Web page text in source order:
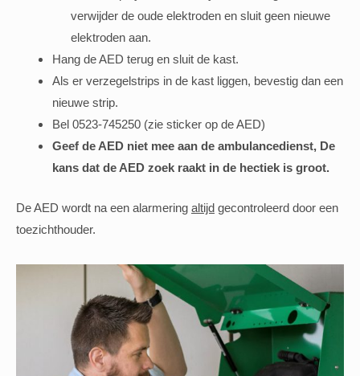
verwijder de oude elektroden en sluit geen nieuwe
elektroden aan.
Hang de AED terug en sluit de kast.
Als er verzegelstrips in de kast liggen, bevestig dan een
nieuwe strip.
Bel 0523-745250 (zie sticker op de AED)
Geef de AED niet mee aan de ambulancedienst, De
kans dat de AED zoek raakt in de hectiek is groot.
De AED wordt na een alarmering altijd gecontroleerd door een
toezichthouder.